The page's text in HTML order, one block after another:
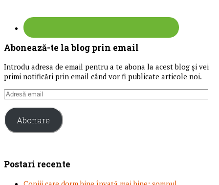
Abonează-te la blog prin email
Introdu adresa de email pentru a te abona la acest blog și vei
primi notificări prin email când vor fi publicate articole noi.
Adresă
Abonare
Postari recente